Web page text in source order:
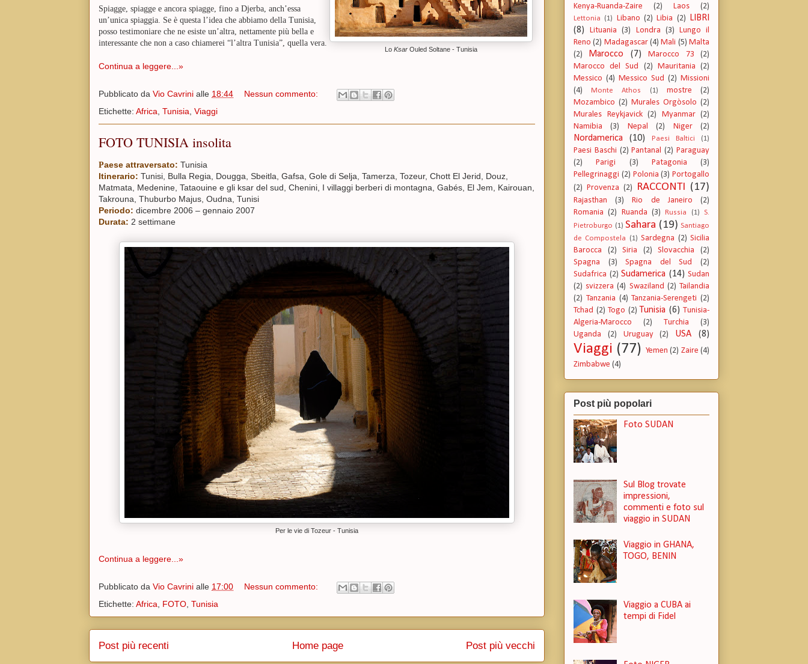
Lo Ksar Ouled Soltane - Tunisia
Spiagge, spiagge e ancora spiagge, fino a Djerba, anch’essa
un’unica spiaggia. Se è questa l’idea che abbiamo della Tunisia,
posso testimoniare che ne esiste un’altra, nettamente più bella e
interessante che non a caso chiamerei “l’altra Tunisia”, quella vera.
Continua a leggere...»
Pubblicato da Vio Cavrini alle 18:44
Nessun commento:
Etichette: Africa Tunisia Viaggi
FOTO TUNISIA insolita
Paese attraversato: Tunisia
Itinerario: Tunisi, Bulla Regia, Dougga, Sbeitla, Gafsa, Gole di Selja, Tamerza, Tozeur, Chott El Jerid, Douz,
Matmata, Medenine, Tataouine e gli ksar del sud, Chenini, I villaggi berberi di montagna, Gabés, El Jem, Kairouan,
Takrouna, Thuburbo Majus, Oudna, Tunisi
Periodo: dicembre 2006 – gennaio 2007
Durata: 2 settimane
Per le vie di Tozeur - Tunisia
Continua a leggere...»
Pubblicato da Vio Cavrini alle 17:00
Nessun commento:
Etichette: Africa FOTO Tunisia
Post più recenti Post più vecchi
Home page
Kenya-Ruanda-Zaire
(2) Laos (2)
Lettonia (1) Libano (2) Libia (2) LIBRI
(8)
Lituania (3) Londra (3) Lungo il
Reno (2) Madagascar (4) Mali (5) Malta
(2)
Marocco (7) Marocco 73
(2)
Marocco del Sud
(2) Mauritania
(2)
Messico (4) Messico Sud (2) Missioni
(4)
Monte Athos (1) mostre
(2)
Mozambico (2) Murales Orgòsolo (2)
Murales Reykjavick (2) Myanmar (2)
Namibia
(3) Nepal (2) Niger (2)
Nordamerica (10) Paesi Baltici (1)
Paesi Baschi (2) Pantanal (2) Paraguay
(2)
Parigi (3) Patagonia
(3)
Pellegrinaggi (2) Polonia (3) Portogallo
(2) Provenza (2) RACCONTI (17)
Rajasthan (3) Rio de Janeiro
(2)
Romania (2) Ruanda (3) Russia (1)
S.
Pietroburgo (1) Sahara (19) Santiago
de Compostela
(1) Sardegna (2) Sicilia
Barocca
(2) Siria (2) Slovacchia
(2)
Spagna
(3) Spagna del Sud
(2)
Sudafrica (2) Sudamerica (14) Sudan
(2) svizzera (4) Swaziland (2) Tailandia
(2) Tanzania (4) Tanzania-Serengeti (2)
Tchad (2) Togo (2) Tunisia (6) Tunisia-
Algeria-Marocco
(2) Turchia
(3)
Uganda
(2) Uruguay (2) USA (8)
Viaggi (77) Yemen (2) Zaire (4)
Zimbabwe (4)
Post più popolari
Foto SUDAN
Sul Blog trovate
impressioni,
commenti e foto sul
viaggio in SUDAN
Viaggio in GHANA,
TOGO, BENIN
Viaggio a CUBA ai
tempi di Fidel